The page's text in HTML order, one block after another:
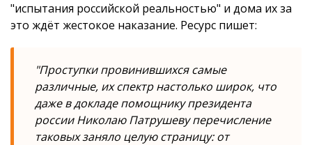
"испытания российской реальностью" и дома их за
это ждёт жестокое наказание. Ресурс пишет:
"Проступки провинившихся самые
различные, их спектр настолько широк, что
даже в докладе помощнику президента
россии Николаю Патрушеву перечисление
таковых заняло целую страницу: от